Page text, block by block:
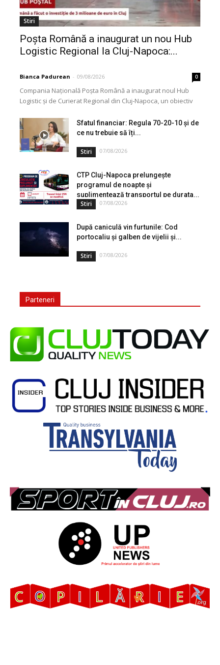
Stiri
Poșta Română a inaugurat un nou Hub
Logistic Regional la Cluj-Napoca:...
Bianca Padurean - 09/08/2026 0
Compania Națională Poșta Română a inaugurat noul Hub
Logistic și de Curierat Regional din Cluj-Napoca, un obiectiv
Sfatul financiar: Regula 70-20-10 și de
ce nu trebuie să îți...
Stiri 07/08/2026
CTP Cluj-Napoca prelungește
programul de noapte și
suplimentează transportul pe durata...
Stiri 07/08/2026
După caniculă vin furtunile: Cod
portocaliu și galben de vijelii și...
Stiri 07/08/2026
Parteneri